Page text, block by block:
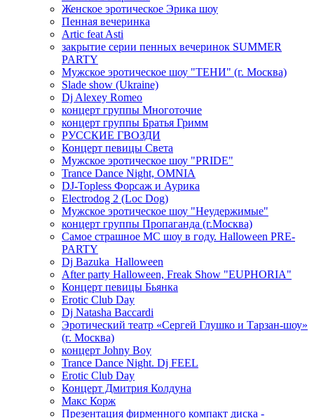
Женское эротическое Эрика шоу
Пенная вечеринка
Artic feat Asti
закрытие серии пенных вечеринок SUMMER
PARTY
Мужское эротическое шоу "ТЕНИ" (г. Москва)
Slade show (Ukraine)
Dj Alexey Romeo
концерт группы Многоточие
концерт группы Братья Гримм
РУССКИЕ ГВОЗДИ
Концерт певицы Света
Мужское эротическое шоу "PRIDE"
Trance Dance Night, OMNIA
DJ-Topless Форсаж и Аурика
Electrodog 2 (Loc Dog)
Мужское эротическое шоу "Неудержимые"
концерт группы Пропаганда (г.Москва)
Самое страшное МС шоу в году. Halloween PRE-
PARTY
Dj Bazuka_Halloween
After party Halloween, Freak Show "EUPHORIA"
Концерт певицы Бьянка
Erotic Club Day
Dj Natasha Baccardi
Эротический театр «Сергей Глушко и Тарзан-шоу»
(г. Москва)
концерт Johny Boy
Trance Dance Night. Dj FEEL
Erotic Club Day
Концерт Дмитрия Колдуна
Макс Корж
Презентация фирменного компакт диска -